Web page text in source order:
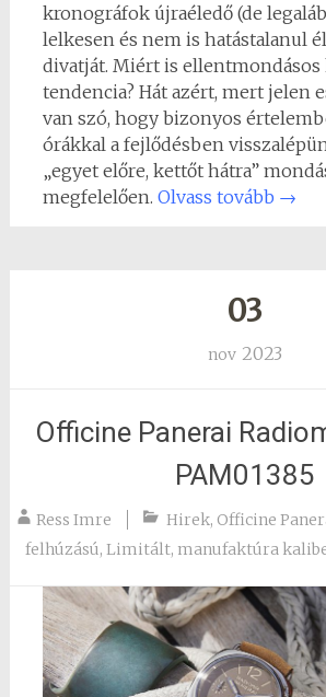
kronográfok újraéledő (de
lelkesen és nem is hatástalanul
divatját. Miért is ellentmondásos
tendencia? Hát azért, mert jelen
van szó, hogy bizonyos
órákkal a fejlődésben
„egyet előre, kettőt hátra”
megfelelően. Olvass tovább →
03
nov 2023
Officine Panerai
PAM01385
Ress Imre Hirek, Officine
felhúzású, Limitált, manufaktúra